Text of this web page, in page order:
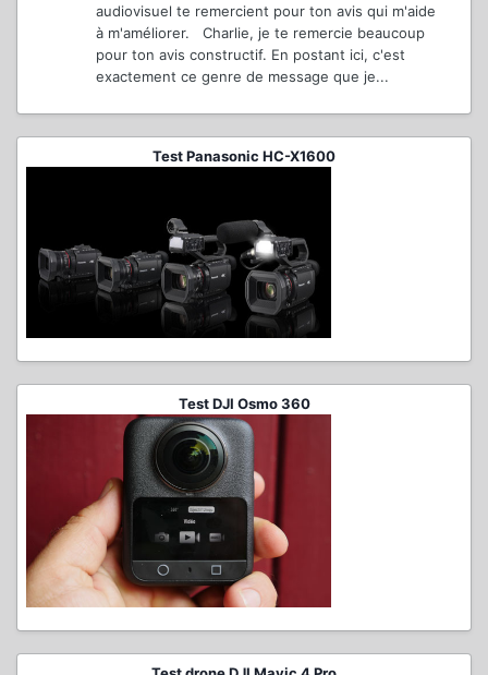
audiovisuel te remercient pour ton avis qui m'aide
à m'améliorer. Charlie, je te remercie beaucoup
pour ton avis constructif. En postant ici, c'est
exactement ce genre de message que je...
Test Panasonic HC-X1600
Test DJI Osmo 360